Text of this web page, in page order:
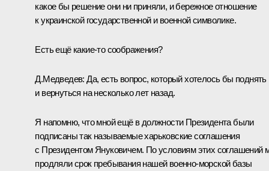
какое бы решение они ни приняли, и бережное отношение
к украинской государственной и военной символике.
Есть ещё какие‑то соображения?
Д.Медведев: Да, есть вопрос, который хотелось бы поднять
и вернуться на несколько лет назад.
Я напомню, что мной ещё в должности Президента были
подписаны так называемые харьковские соглашения
с Президентом Януковичем. По условиям этих соглашений
продляли срок пребывания нашей военно-морской базы